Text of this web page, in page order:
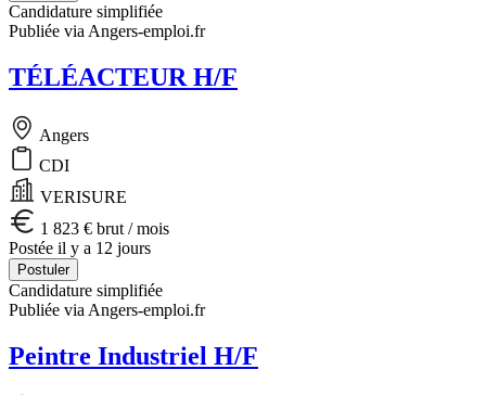
Candidature simplifiée
Publiée via Angers-emploi.fr
TÉLÉACTEUR H/F
Angers
CDI
VERISURE
1 823 € brut / mois
Postée il y a 12 jours
Postuler
Candidature simplifiée
Publiée via Angers-emploi.fr
Peintre Industriel H/F